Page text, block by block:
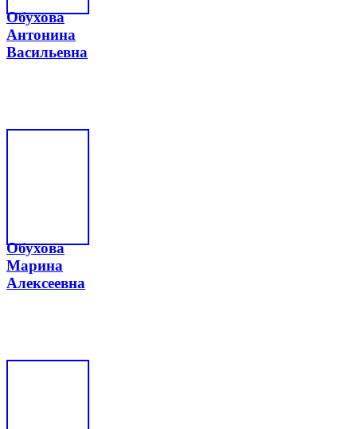
Обухова
Антонина
Васильевна
Обухова
Марина
Алексеевна